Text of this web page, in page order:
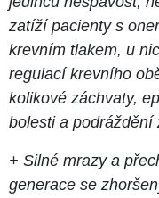
zatíží pacienty s
krevním tlakem, u
regulací krevního
kolikové záchvaty,
bolesti a podráždění
+ Silné mrazy a
generace se